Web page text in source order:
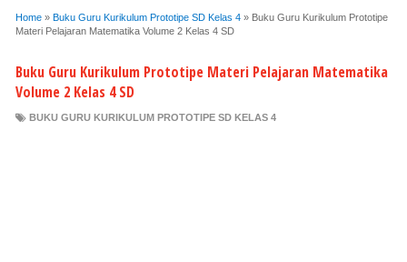
Home » Buku Guru Kurikulum Prototipe SD Kelas 4 » Buku Guru Kurikulum Prototipe
Materi Pelajaran Matematika Volume 2 Kelas 4 SD
Buku Guru Kurikulum Prototipe Materi Pelajaran Matematika
Volume 2 Kelas 4 SD
BUKU GURU KURIKULUM PROTOTIPE SD KELAS 4